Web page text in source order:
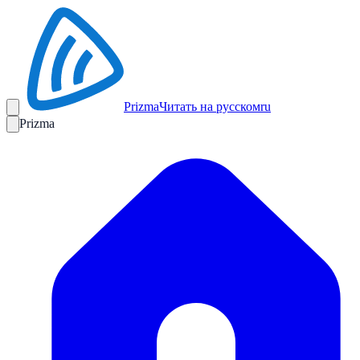
PrizmaЧитать на русскомru
Prizma